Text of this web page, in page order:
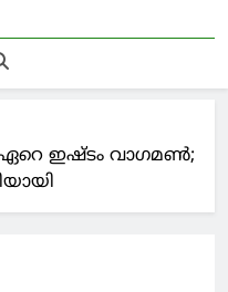
ഏറെ ഇഷ്ടം വാഗമണ്‍;